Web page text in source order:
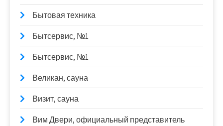
Бытовая техника
Бытсервис, №1
Бытсервис, №1
Великан, сауна
Визит, сауна
Вим Двери, официальный представитель